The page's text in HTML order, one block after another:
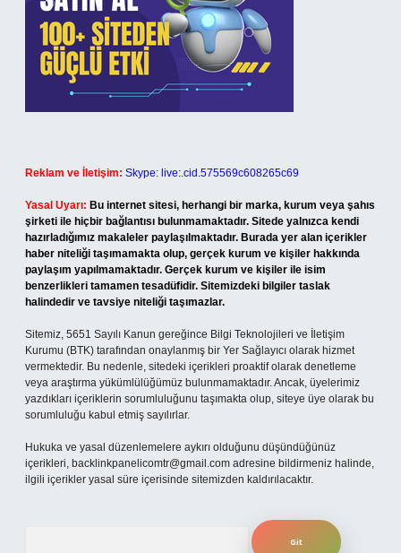
Reklam ve İletişim: Skype: live:.cid.575569c608265c69
Yasal Uyarı: Bu internet sitesi, herhangi bir marka, kurum veya şahıs
şirketi ile hiçbir bağlantısı bulunmamaktadır. Sitede yalnızca kendi
hazırladığımız makaleler paylaşılmaktadır. Burada yer alan içerikler
haber niteliği taşımamakta olup, gerçek kurum ve kişiler hakkında
paylaşım yapılmamaktadır. Gerçek kurum ve kişiler ile isim
benzerlikleri tamamen tesadüfidir. Sitemizdeki bilgiler taslak
halindedir ve tavsiye niteliği taşımazlar.
Sitemiz, 5651 Sayılı Kanun gereğince Bilgi Teknolojileri ve İletişim
Kurumu (BTK) tarafından onaylanmış bir Yer Sağlayıcı olarak hizmet
vermektedir. Bu nedenle, sitedeki içerikleri proaktif olarak denetleme
veya araştırma yükümlülüğümüz bulunmamaktadır. Ancak, üyelerimiz
yazdıkları içeriklerin sorumluluğunu taşımakta olup, siteye üye olarak bu
sorumluluğu kabul etmiş sayılırlar.
Hukuka ve yasal düzenlemelere aykırı olduğunu düşündüğünüz
içerikleri, backlinkpanelicomtr@gmail.com adresine bildirmeniz halinde,
ilgili içerikler yasal süre içerisinde sitemizden kaldırılacaktır.